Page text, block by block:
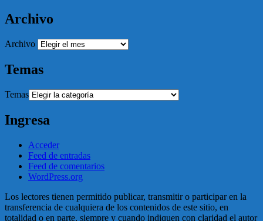
Archivo
Archivo
Temas
Temas
Ingresa
Acceder
Feed de entradas
Feed de comentarios
WordPress.org
Los lectores tienen permitido publicar, transmitir o participar en la
transferencia de cualquiera de los contenidos de este sitio, en
totalidad o en parte, siempre y cuando indiquen con claridad el autor